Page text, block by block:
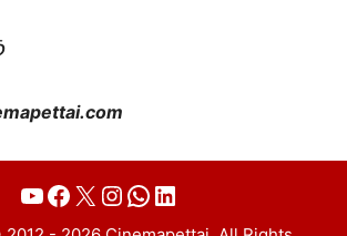
YouTube
Facebook
X Instagram
WhatsApp
LinkedIn